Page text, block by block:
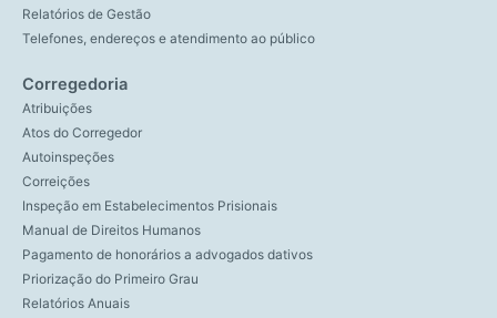
Relatórios de Gestão
Telefones, endereços e atendimento ao público
Corregedoria
Atribuições
Atos do Corregedor
Autoinspeções
Correições
Inspeção em Estabelecimentos Prisionais
Manual de Direitos Humanos
Pagamento de honorários a advogados dativos
Priorização do Primeiro Grau
Relatórios Anuais